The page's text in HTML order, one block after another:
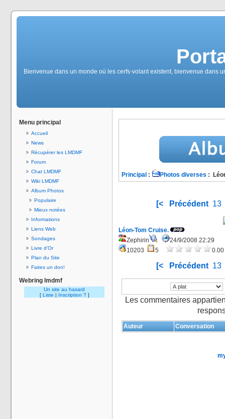
Bienvenue dans un monde où les cerfs-volant existent, bienvenue dans
Menu principal
Accueil
News
Récupérer les LMDMF
Forum
Chat LMDMF
Wiki LMDMF
Album Photos
Populaire
Mieux notées
Informations
Liens Web
Sondages
Livre d'Or
Plan du Site
Faites un don!
Webring lmdmf
Un site au hasard
[ Liste | Inscription ? ]
Principal : Photos diverses :
[< Précédent 13
Léon-Tom Cruise.
Zephirin
24/9/2008 22:29
10203
5 0.00
[< Précédent 13
Les commentaires
Auteur Conversation